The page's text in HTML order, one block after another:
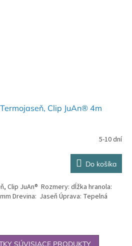
Clip JuAn® 4m
5-10 dní
Do košíka
Clip JuAn® Rozmery: dĺžka hranola:
Drevina: Jaseň Úprava: Tepelná